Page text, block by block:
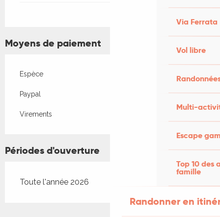
Via Ferrata
Vol libre
Multi-
Escape
Top 10 des
famille
Randonner en
Moyens de paiement
Espèce
Paypal
Virements
Périodes d'ouverture
Toute l'année 2026